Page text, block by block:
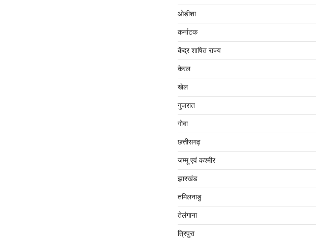
ओड़ीशा
कर्नाटक
केंद्र शाषित राज्य
केरल
खेल
गुजरात
गोवा
छत्तीसगढ़
जम्‍मू एवं कश्‍मीर
झारखंड
तमिलनाडु
तेलंगाना
त्रिपुरा